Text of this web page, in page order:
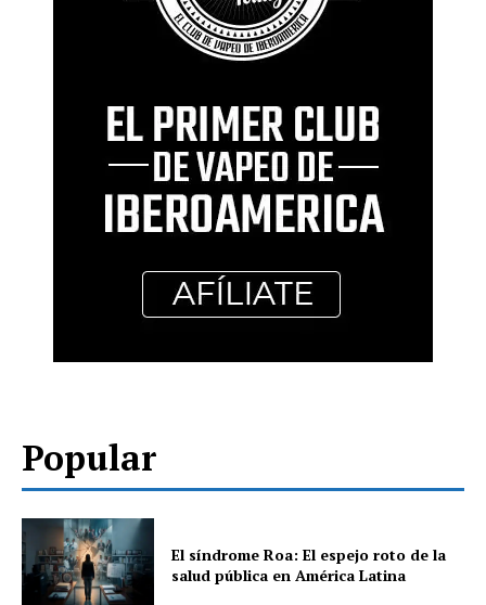
Popular
El síndrome Roa: El espejo roto de la
salud pública en América Latina